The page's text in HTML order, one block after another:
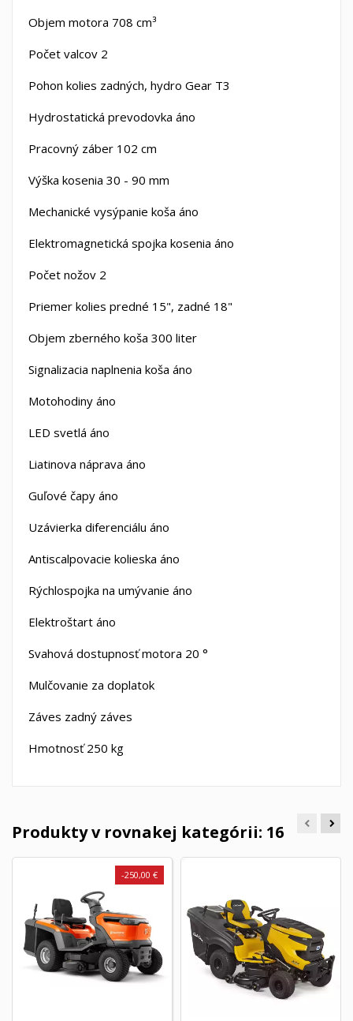
Objem motora 708 cm³
Počet valcov 2
Pohon kolies zadných, hydro Gear T3
Hydrostatická prevodovka áno
Pracovný záber 102 cm
Výška kosenia 30 - 90 mm
Mechanické vysýpanie koša áno
Elektromagnetická spojka kosenia áno
Počet nožov 2
Priemer kolies predné 15", zadné 18"
Objem zberného koša 300 liter
Signalizacia naplnenia koša áno
Motohodiny áno
LED svetlá áno
Liatinova náprava áno
Guľové čapy áno
Uzávierka diferenciálu áno
Antiscalpovacie kolieska áno
Rýchlospojka na umývanie áno
Elektroštart áno
Svahová dostupnosť motora 20 °
Mulčovanie za doplatok
Záves zadný záves
Hmotnosť 250 kg
Produkty v rovnakej kategórii: 16
-250,00 €